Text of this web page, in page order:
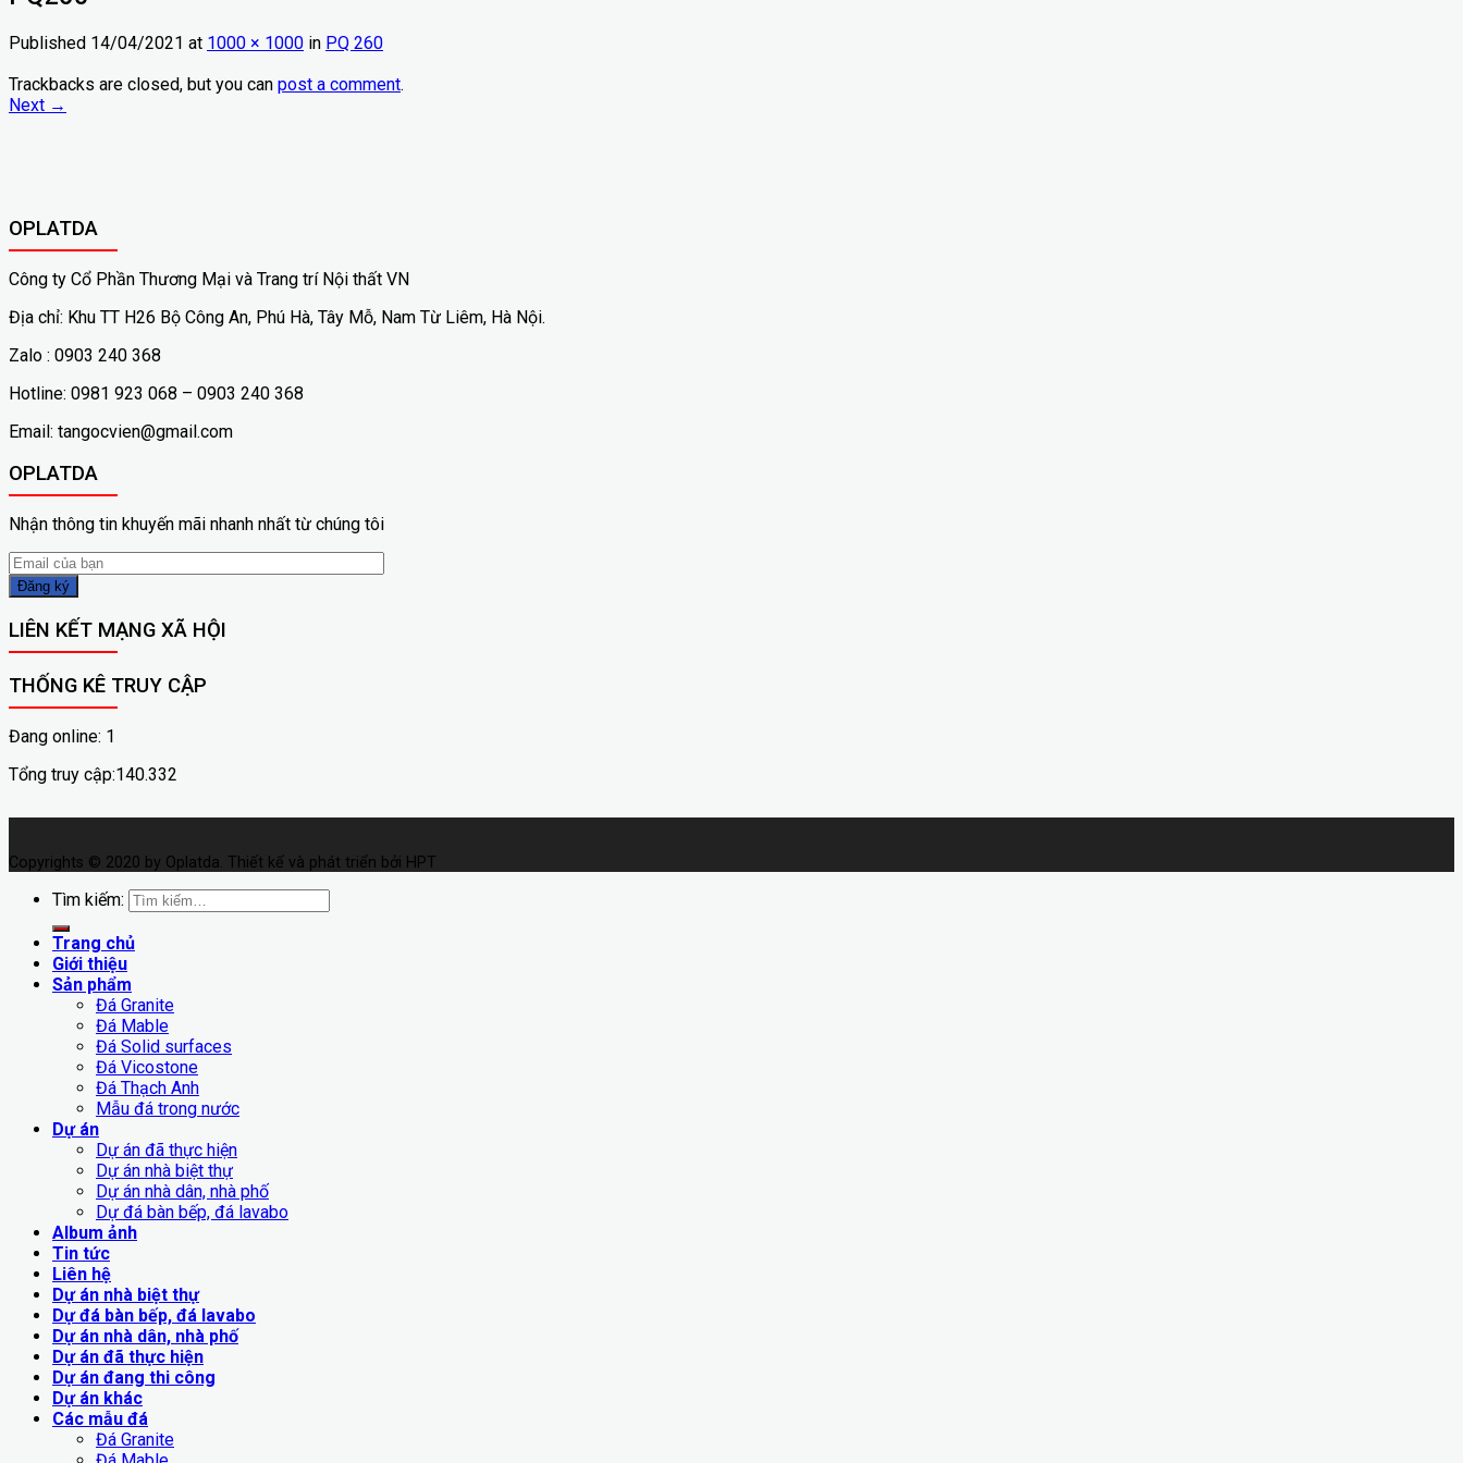
Published 14/04/2021 at 1000 × 1000 in PQ 260
Trackbacks are closed, but you can post a comment.
Next →
OPLATDA
Công ty Cổ Phần Thương Mại và Trang trí Nội thất VN
Địa chỉ: Khu TT H26 Bộ Công An, Phú Hà, Tây Mỗ, Nam Từ Liêm, Hà Nội.
Zalo : 0903 240 368
Hotline: 0981 923 068 – 0903 240 368
Email: tangocvien@gmail.com
OPLATDA
Nhận thông tin khuyến mãi nhanh nhất từ chúng tôi
LIÊN KẾT MẠNG XÃ HỘI
THỐNG KÊ TRUY CẬP
Đang online: 1
Tổng truy cập:140.332
Copyrights © 2020 by Oplatda. Thiết kế và phát triển bởi HPT
Tìm kiếm:
Trang chủ
Giới thiệu
Sản phẩm
Đá Granite
Đá Mable
Đá Solid surfaces
Đá Vicostone
Đá Thạch Anh
Mẫu đá trong nước
Dự án
Dự án đã thực hiện
Dự án nhà biệt thự
Dự án nhà dân, nhà phố
Dự đá bàn bếp, đá lavabo
Album ảnh
Tin tức
Liên hệ
Dự án nhà biệt thự
Dự đá bàn bếp, đá lavabo
Dự án nhà dân, nhà phố
Dự án đã thực hiện
Dự án đang thi công
Dự án khác
Các mẫu đá
Đá Granite